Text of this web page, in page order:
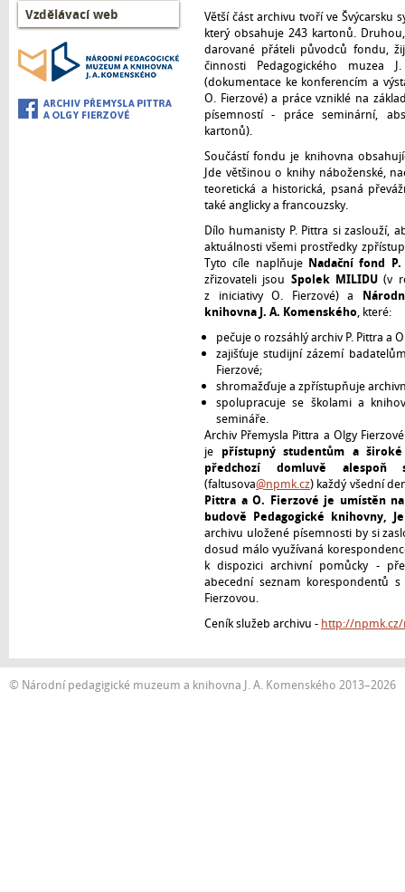
Vzdělávací web
Větší část archivu tvoří ve Švýcarsku
který obsahuje 243 kartonů.
darované přáteli původců fondu,
činnosti Pedagogického muzea
(dokumentace ke konferencím a
O. Fierzové) a práce vzniklé na
písemností - práce seminární,
kartonů).
Součástí fondu je knihovna
Jde většinou o knihy náboženské,
teoretická a historická, psaná
také anglicky a francouzsky.
Dílo humanisty P. Pittra si zaslouží,
aktuálnosti všemi prostředky
Tyto cíle naplňuje Nadační fond
zřizovateli jsou Spolek MILIDU (v
z iniciativy O. Fierzové) a
knihovna J. A. Komenského, které:
pečuje o rozsáhlý archiv P. Pittra a
zajišťuje studijní zázemí
Fierzové;
shromažďuje a zpřístupňuje
spolupracuje se školami a
semináře.
Archiv Přemysla Pittra a Olgy
je přístupný studentům a
předchozí domluvě alespoň
(faltusova@npmk.cz) každý všední
Pittra a O. Fierzové je umístěn
budově Pedagogické knihovny,
archivu uložené písemnosti by si
dosud málo využívaná
k dispozici archivní pomůcky -
abecední seznam korespondentů
Fierzovou.
Ceník služeb archivu - http://
© Národní pedagigické muzeum a knihovna J. A. Komenského 2013–2026